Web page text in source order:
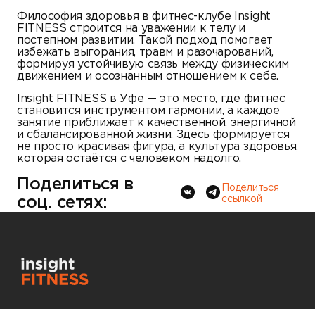
Философия здоровья в фитнес-клубе Insight
FITNESS строится на уважении к телу и
постепном развитии. Такой подход помогает
избежать выгорания, травм и разочарований,
формируя устойчивую связь между физическим
движением и осознанным отношением к себе.
Insight FITNESS в Уфе — это место, где фитнес
становится инструментом гармонии, а каждое
занятие приближает к качественной, энергичной
и сбалансированной жизни. Здесь формируется
не просто красивая фигура, а культура здоровья,
которая остаётся с человеком надолго.
Поделиться в
соц. сетях:
Поделиться
ссылкой